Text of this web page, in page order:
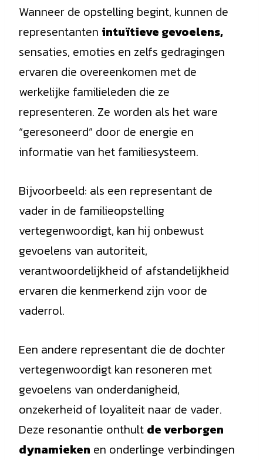
Wanneer de opstelling begint, kunnen de
representanten intuïtieve gevoelens,
sensaties, emoties en zelfs gedragingen
ervaren die overeenkomen met de
werkelijke familieleden die ze
representeren. Ze worden als het ware
“geresoneerd” door de energie en
informatie van het familiesysteem.
Bijvoorbeeld: als een representant de
vader in de familieopstelling
vertegenwoordigt, kan hij onbewust
gevoelens van autoriteit,
verantwoordelijkheid of afstandelijkheid
ervaren die kenmerkend zijn voor de
vaderrol.
Een andere representant die de dochter
vertegenwoordigt kan resoneren met
gevoelens van onderdanigheid,
onzekerheid of loyaliteit naar de vader.
Deze resonantie onthult de verborgen
dynamieken en onderlinge verbindingen